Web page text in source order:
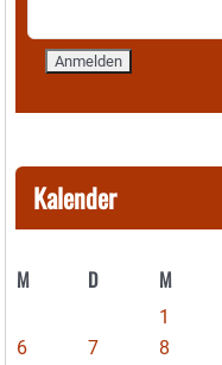
Kalender
M D M
1
6
7 8